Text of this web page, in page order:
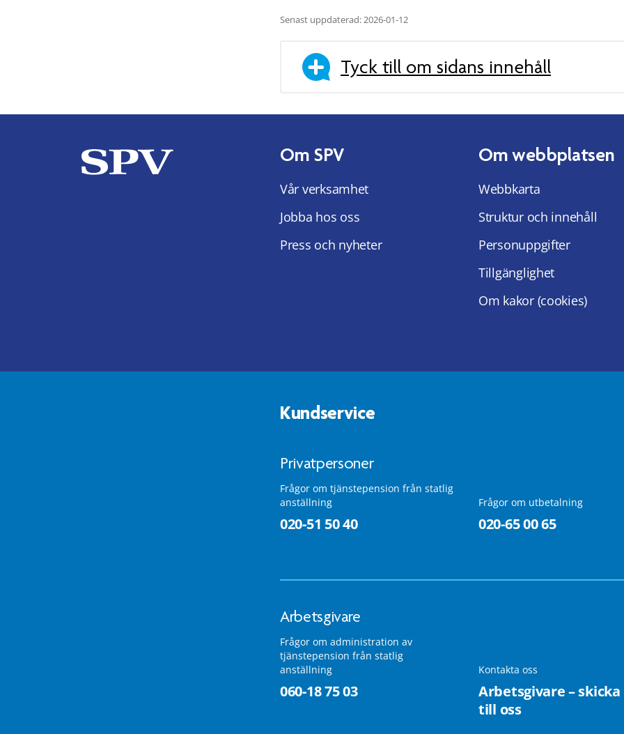
Senast uppdaterad: 2026-01-12
Tyck till om sidans innehåll
Om SPV
Vår verksamhet
Jobba hos oss
Press och nyheter
Om webbplatsen
Webbkarta
Struktur och innehåll
Personuppgifter
Tillgänglighet
Om kakor (cookies)
Kundservice
Privatpersoner
Frågor om tjänstepension från statlig
anställning
020-51 50 40
Frågor om utbetalning
020-65 00 65
Arbetsgivare
Frågor om administration av
tjänstepension från statlig
anställning
060-18 75 03
Kontakta oss
Arbetsgivare –
till oss